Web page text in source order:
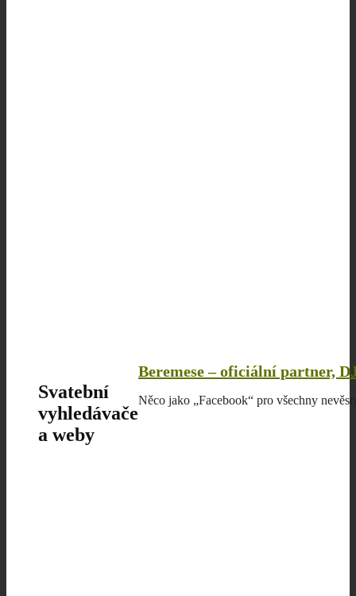
Svatební
vyhledávače
a weby
Beremese – oficiální partner,
Něco jako „Facebook“ pro všechny